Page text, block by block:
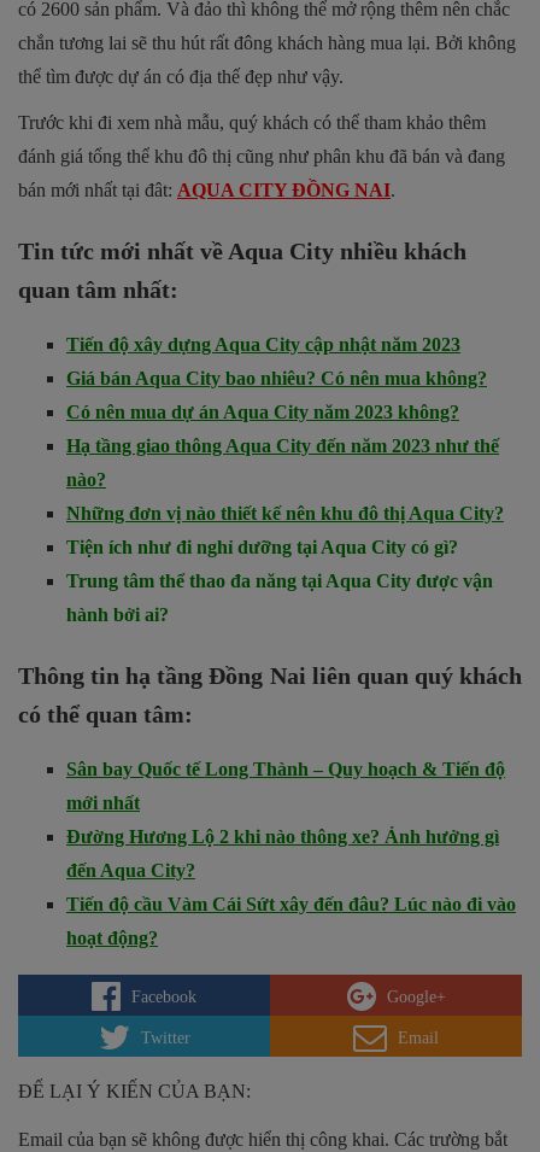
có 2600 sản phẩm. Và đảo thì không thể mở rộng thêm nên chắc
chắn tương lai sẽ thu hút rất đông khách hàng mua lại. Bởi không
thể tìm được dự án có địa thế đẹp như vậy.
Trước khi đi xem nhà mẫu, quý khách có thể tham khảo thêm
đánh giá tổng thể khu đô thị cũng như phân khu đã bán và đang
bán mới nhất tại đât: AQUA CITY ĐỒNG NAI.
Tin tức mới nhất về Aqua City nhiều khách
quan tâm nhất:
Tiến độ xây dựng Aqua City cập nhật năm 2023
Giá bán Aqua City bao nhiêu? Có nên mua không?
Có nên mua dự án Aqua City năm 2023 không?
Hạ tầng giao thông Aqua City đến năm 2023 như thế
nào?
Những đơn vị nào thiết kế nên khu đô thị Aqua City?
Tiện ích như đi nghỉ dưỡng tại Aqua City có gì?
Trung tâm thể thao đa năng tại Aqua City được vận
hành bởi ai?
Thông tin hạ tầng Đồng Nai liên quan quý khách
có thể quan tâm:
Sân bay Quốc tế Long Thành – Quy hoạch & Tiến độ
mới nhất
Đường Hương Lộ 2 khi nào thông xe? Ảnh hưởng gì
đến Aqua City?
Tiến độ cầu Vàm Cái Sứt xây đến đâu? Lúc nào đi vào
hoạt động?
Facebook Google+
Twitter Email
ĐỂ LẠI Ý KIẾN CỦA BẠN:
Email của bạn sẽ không được hiển thị công khai. Các trường bắt